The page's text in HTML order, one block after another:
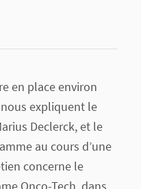
en place environ
expliquent le
Declerck, et le
au cours d’une
concerne le
Onco-Tech, dans